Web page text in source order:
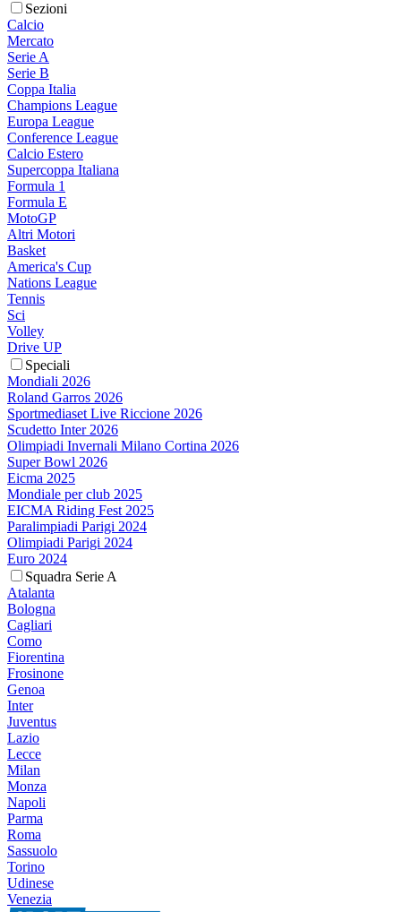
Sezioni
Calcio
Mercato
Serie A
Serie B
Coppa Italia
Champions League
Europa League
Conference League
Calcio Estero
Supercoppa Italiana
Formula 1
Formula E
MotoGP
Altri Motori
Basket
America's Cup
Nations League
Tennis
Sci
Volley
Drive UP
Speciali
Mondiali 2026
Roland Garros 2026
Sportmediaset Live Riccione 2026
Scudetto Inter 2026
Olimpiadi Invernali Milano Cortina 2026
Super Bowl 2026
Eicma 2025
Mondiale per club 2025
EICMA Riding Fest 2025
Paralimpiadi Parigi 2024
Olimpiadi Parigi 2024
Euro 2024
Squadra Serie A
Atalanta
Bologna
Cagliari
Como
Fiorentina
Frosinone
Genoa
Inter
Juventus
Lazio
Lecce
Milan
Monza
Napoli
Parma
Roma
Sassuolo
Torino
Udinese
Venezia